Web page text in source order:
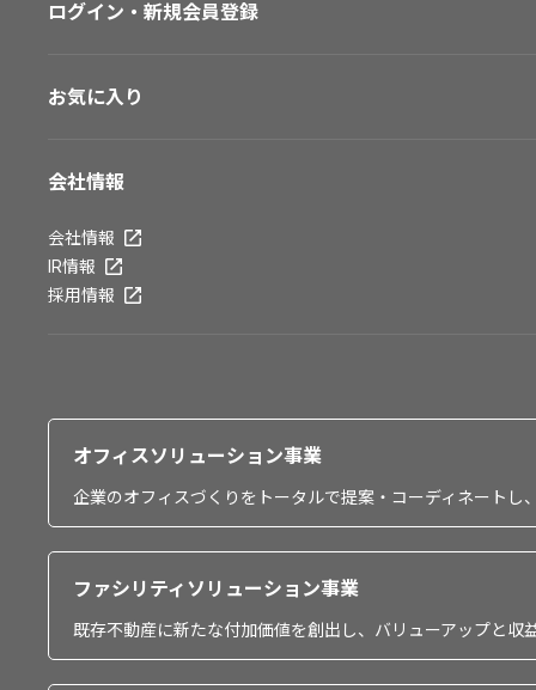
ログイン・新規会員登録
お気に入り
会社情報
会社情報
IR情報
採用情報
オフィスソリューション事業
企業のオフィスづくりをトータルで提案・コーディネート
ファシリティソリューション事業
既存不動産に新たな付加価値を創出し、バリューアップと収